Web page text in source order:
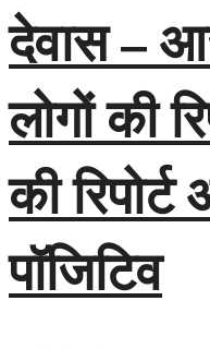
देवास –
लोगों की
की
पॉजिटिव